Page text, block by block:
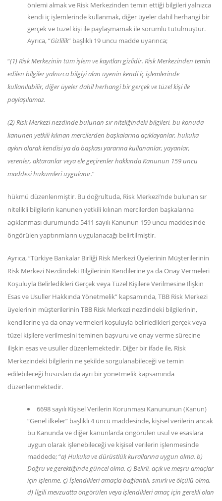
önlemi almak ve Risk Merkezinden temin ettiği bilgileri yalnızca
kendi iç işlemlerinde kullanmak, diğer üyeler dahil herhangi bir
gerçek ve tüzel kişi ile paylaşmamak ile sorumlu tutulmuştur.
Ayrıca, “Gizlilik” başlıklı 19 uncu madde uyarınca;
“(1) Risk Merkezinin tüm işlem ve kayıtları gizlidir. Risk Merkezinden temin
edilen bilgiler yalnızca bilgiyi alan üyenin kendi iç işlemlerinde
kullanılabilir, diğer üyeler dahil herhangi bir gerçek ve tüzel kişi ile
paylaşılamaz.
(2) Risk Merkezi nezdinde bulunan sır niteliğindeki bilgileri, bu konuda
kanunen yetkili kılınan mercilerden başkalarına açıklayanlar, hukuka
aykırı olarak kendisi ya da başkası yararına kullananlar, yayanlar,
verenler, aktaranlar veya ele geçirenler hakkında Kanunun 159 uncu
maddesi hükümleri uygulanır.”
hükmü düzenlenmiştir. Bu doğrultuda, Risk Merkezi’nde bulunan sır
nitelikli bilgilerin kanunen yetkili kılınan mercilerden başkalarına
açıklanması durumunda 5411 sayılı Kanunun 159 uncu maddesinde
öngörülen yaptırımların uygulanacağı belirtilmiştir.
Ayrıca, “Türkiye Bankalar Birliği Risk Merkezi Üyelerinin Müşterilerinin
Risk Merkezi Nezdindeki Bilgilerinin Kendilerine ya da Onay Vermeleri
Koşuluyla Belirledikleri Gerçek veya Tüzel Kişilere Verilmesine İlişkin
Esas ve Usuller Hakkında Yönetmelik” kapsamında, TBB Risk Merkezi
üyelerinin müşterilerinin TBB Risk Merkezi nezdindeki bilgilerinin,
kendilerine ya da onay vermeleri koşuluyla belirledikleri gerçek veya
tüzel kişilere verilmesini teminen başvuru ve onay verme sürecine
ilişkin esas ve usuller düzenlemektedir. Diğer bir ifade ile, Risk
Merkezindeki bilgilerin ne şekilde sorgulanabileceği ve temin
edilebileceği hususları da ayrı bir yönetmelik kapsamında
düzenlenmektedir.
6698 sayılı Kişisel Verilerin Korunması Kanununun (Kanun)
“Genel ilkeler” başlıklı 4 üncü maddesinde, kişisel verilerin ancak
bu Kanunda ve diğer kanunlarda öngörülen usul ve esaslara
uygun olarak işlenebileceği ve kişisel verilerin işlenmesinde
maddede; “a) Hukuka ve dürüstlük kurallarına uygun olma. b)
Doğru ve gerektiğinde güncel olma. c) Belirli, açık ve meşru amaçlar
için işlenme. ç) İşlendikleri amaçla bağlantılı, sınırlı ve ölçülü olma.
d) İlgili mevzuatta öngörülen veya işlendikleri amaç için gerekli olan